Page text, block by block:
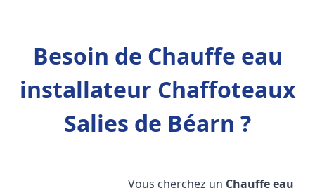
Besoin de Chauffe eau
installateur Chaffoteaux
Salies de Béarn ?
Vous cherchez un Chauffe eau